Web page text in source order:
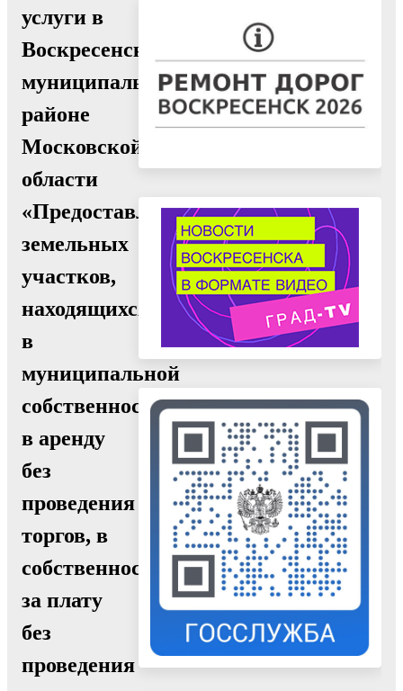
услуги в
Воскресенском
муниципальном
районе
Московской
области
«Предоставление
земельных
участков,
находящихся
в
муниципальной
собственности,
в аренду
без
проведения
торгов, в
собственность
за плату
без
проведения